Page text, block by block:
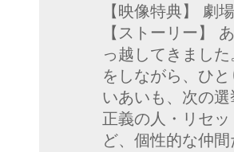
【映像特典】 劇
【ストーリー】
っ越してきまし
をしながら、ひ
いあいも、次の
正義の人・リセ
ど、個性的な仲